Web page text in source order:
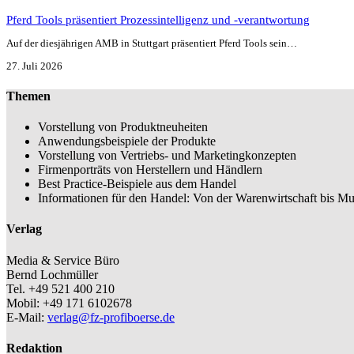
Pferd Tools präsentiert Prozessintelligenz und -verantwortung
Auf der diesjährigen AMB in Stuttgart präsentiert Pferd Tools sein…
27. Juli 2026
Themen
Vorstellung von Produktneuheiten
Anwendungsbeispiele der Produkte
Vorstellung von Vertriebs- und Marketingkonzepten
Firmenporträts von Herstellern und Händlern
Best Practice-Beispiele aus dem Handel
Informationen für den Handel: Von der Warenwirtschaft bis
Verlag
Media & Service Büro
Bernd Lochmüller
Tel. +49 521 400 210
Mobil: +49 171 6102678
E-Mail: verlag@fz-profiboerse.de
Redaktion